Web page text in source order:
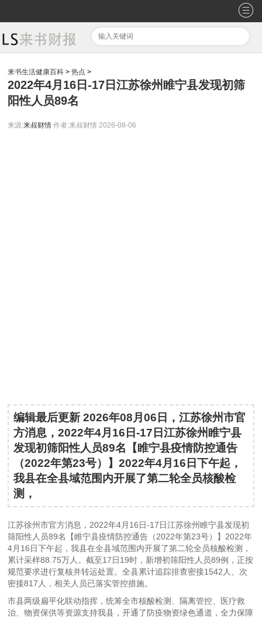
来书生活健康百科 >热点 >
2022年4月16日-17日江苏徐州睢宁县发现初筛
阳性人员89名
来源:来叔财情 作者:来叔财情 2026-08-06
编辑最后更新 2026年08月06日，江苏徐州市官
方消息，2022年4月16日-17日江苏徐州睢宁县
发现初筛阳性人员89名【睢宁县疫情防控通告
（2022年第23号）】2022年4月16日下午起，
我县在全县域范围内开展了第二轮全员核酸检
测，
江苏徐州市官方消息，2022年4月16日-17日江苏徐州睢宁县发现初
筛阳性人员89名【睢宁县疫情防控通告（2022年第23号）】2022年
4月16日下午起，我县在全县域范围内开展了第二轮全员核酸检测，
累计采样88.75万人。截至17日19时，新增初筛阳性人员89例，正按
规范要求进行复核并转运处置。全县累计追踪排查密接1542人、次
密接817人，相关人员已落实管控措施。
市县两级扁平化联动指挥，统筹全市核酸检测、隔离管控、医疗救
治、物资保供等资源支持我县，开通了防疫物资绿色通道，全力保障